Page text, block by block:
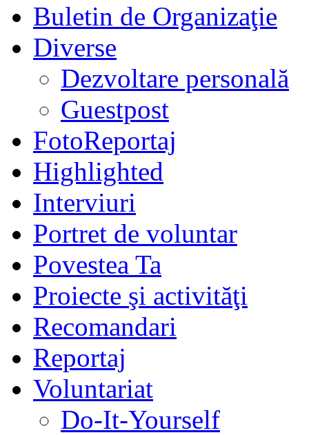
Buletin de Organizaţie
Diverse
Dezvoltare personală
Guestpost
FotoReportaj
Highlighted
Interviuri
Portret de voluntar
Povestea Ta
Proiecte şi activităţi
Recomandari
Reportaj
Voluntariat
Do-It-Yourself